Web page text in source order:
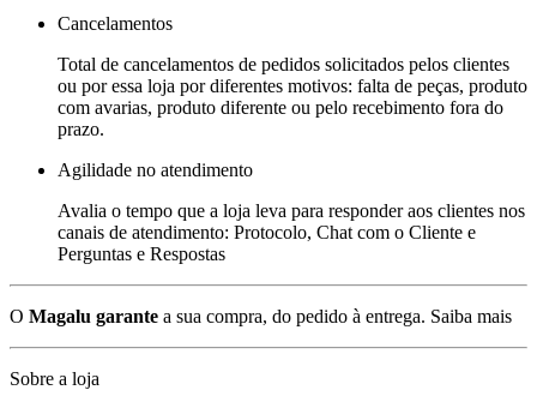
Cancelamentos
Total de cancelamentos de pedidos solicitados pelos clientes
ou por essa loja por diferentes motivos: falta de peças, produto
com avarias, produto diferente ou pelo recebimento fora do
prazo.
Agilidade no atendimento
Avalia o tempo que a loja leva para responder aos clientes nos
canais de atendimento: Protocolo, Chat com o Cliente e
Perguntas e Respostas
O Magalu garante a sua compra, do pedido à entrega. Saiba mais
Sobre a loja